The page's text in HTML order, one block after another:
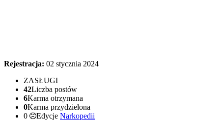
Rejestracja: 02 stycznia 2024
ZASŁUGI
42Liczba postów
6Karma otrzymana
0Karma przydzielona
0
Edycje Narkopedii